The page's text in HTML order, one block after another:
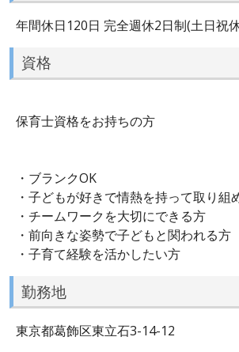
年間休日120日 完全週休2日制(土日祝
資格
保育士資格をお持ちの方
・ブランクOK
・子どもが好きで情熱を持って取り組
・チームワークを大切にできる方
・前向きな姿勢で子どもと関われる方
・子育て経験を活かしたい方
勤務地
東京都葛飾区東立石3-14-12